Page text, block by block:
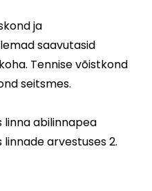
ja
saavutasid
Tennise võistkond
seitsmes.
linna abilinnapea
arvestuses 2.